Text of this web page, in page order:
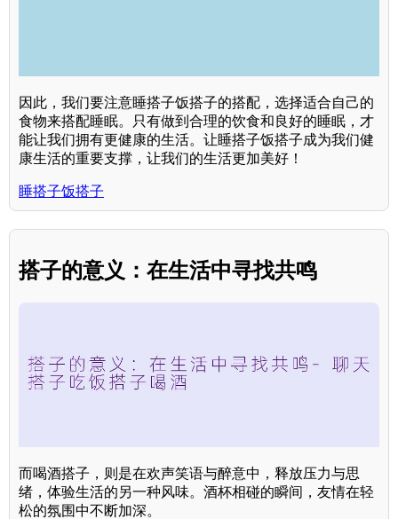
因此，我们要注意睡搭子饭搭子的搭配，选择适合自己的
食物来搭配睡眠。只有做到合理的饮食和良好的睡眠，才
能让我们拥有更健康的生活。让睡搭子饭搭子成为我们健
康生活的重要支撑，让我们的生活更加美好！
睡搭子饭搭子
搭子的意义：在生活中寻找共鸣
而喝酒搭子，则是在欢声笑语与醉意中，释放压力与思
绪，体验生活的另一种风味。酒杯相碰的瞬间，友情在轻
松的氛围中不断加深。